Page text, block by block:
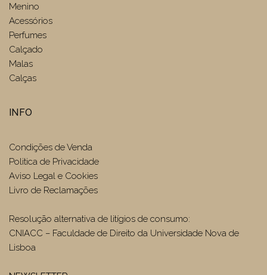
Menino
Acessórios
Perfumes
Calçado
Malas
Calças
INFO
Condições de Venda
Politica de Privacidade
Aviso Legal e Cookies
Livro de Reclamações
Resolução alternativa de litígios de consumo:
CNIACC – Faculdade de Direito da Universidade Nova de
Lisboa